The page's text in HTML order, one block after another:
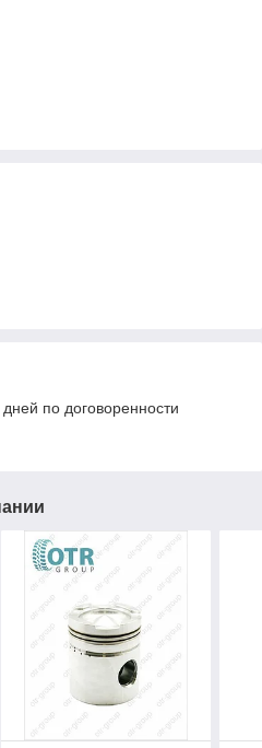
по договоренности